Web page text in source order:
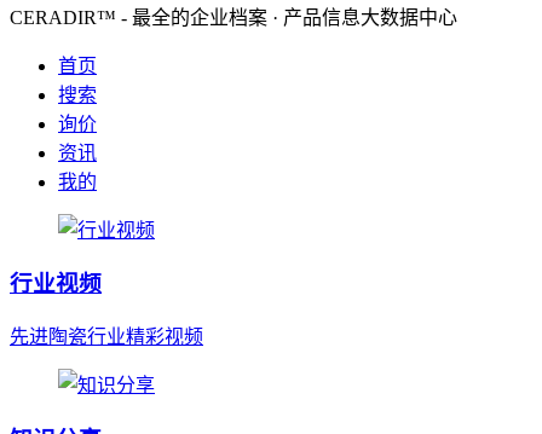
CERADIR™ - 最全的企业档案 · 产品信息大数据中心
首页
搜索
询价
资讯
我的
行业视频
先进陶瓷行业精彩视频